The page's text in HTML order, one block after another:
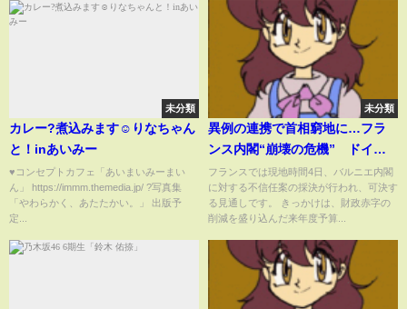
未分類
カレー?煮込みます☺︎りなちゃん
と！inあいみー
♥コンセプトカフェ「あいまいみーまい
ん」 https://immm.themedia.jp/ ?写真集
「やわらかく、あたたかい。」 出版予
定...
未分類
異例の連携で首相窮地に…フラ
ンス内閣“崩壊の危機” ドイツ
も“連立崩壊”【報道ステーショ
ン】(2024年12月4日)
フランスでは現地時間4日、バルニエ内閣
に対する不信任案の採決が行われ、可決す
る見通しです。 きっかけは、財政赤字の
削減を盛り込んだ来年度予算...